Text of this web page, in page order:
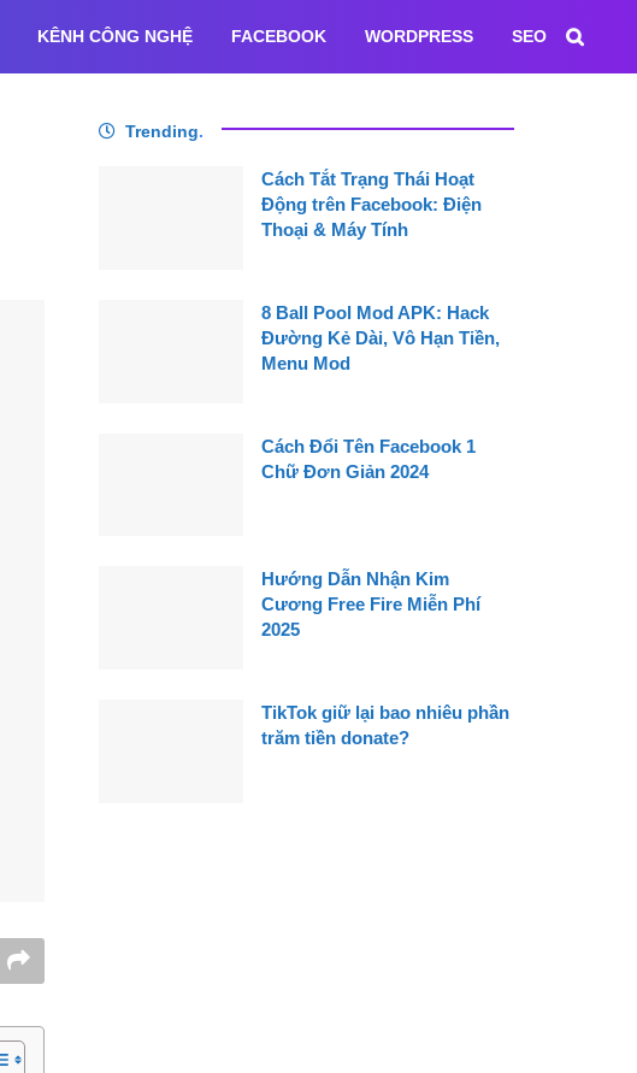
KÊNH CÔNG NGHỆ FACEBOOK WORDPRESS SEO
Trending.
Cách Tắt Trạng Thái Hoạt
Động trên Facebook: Điện
Thoại & Máy Tính
8 Ball Pool Mod APK: Hack
Đường Kẻ Dài, Vô Hạn Tiền,
Menu Mod
Cách Đổi Tên Facebook 1
Chữ Đơn Giản 2024
Hướng Dẫn Nhận Kim
Cương Free Fire Miễn Phí
2025
TikTok giữ lại bao nhiêu phần
trăm tiền donate?